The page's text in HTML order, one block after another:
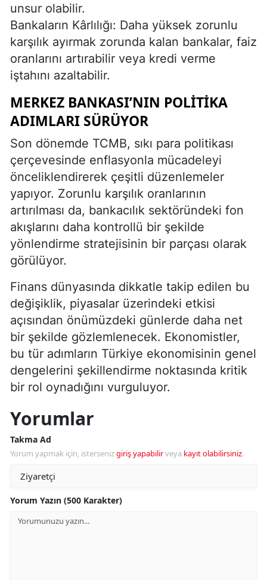
unsur olabilir.
Bankaların Kârlılığı: Daha yüksek zorunlu
karşılık ayırmak zorunda kalan bankalar, faiz
oranlarını artırabilir veya kredi verme
iştahını azaltabilir.
MERKEZ BANKASI’NIN POLITIKA
ADIMLARI SÜRÜYOR
Son dönemde TCMB, sıkı para politikası
çerçevesinde enflasyonla mücadeleyi
önceliklendirerek çeşitli düzenlemeler
yapıyor. Zorunlu karşılık oranlarının
artırılması da, bankacılık sektöründeki fon
akışlarını daha kontrollü bir şekilde
yönlendirme stratejisinin bir parçası olarak
görülüyor.
Finans dünyasında dikkatle takip edilen bu
değişiklik, piyasalar üzerindeki etkisi
açısından önümüzdeki günlerde daha net
bir şekilde gözlemlenecek. Ekonomistler,
bu tür adımların Türkiye ekonomisinin genel
dengelerini şekillendirme noktasında kritik
bir rol oynadığını vurguluyor.
Yorumlar
Takma Ad
Yorum yapmak için, istersenizgiriş yapabilirveya kayıt olabilirsiniz.
Yorum Yazın (500 Karakter)